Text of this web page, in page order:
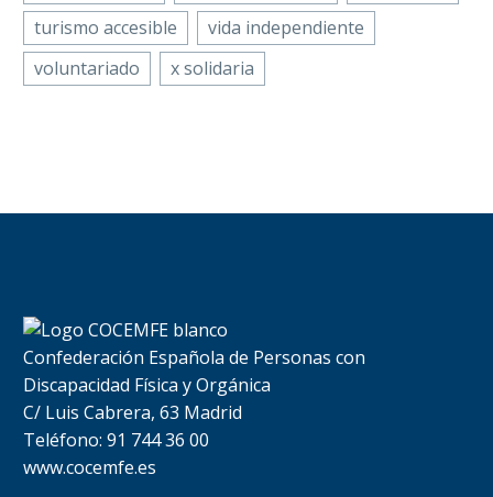
turismo accesible
vida independiente
voluntariado
x solidaria
Confederación Española de Personas con
Discapacidad Física y Orgánica
C/ Luis Cabrera, 63 Madrid
Teléfono: 91 744 36 00
www.cocemfe.es